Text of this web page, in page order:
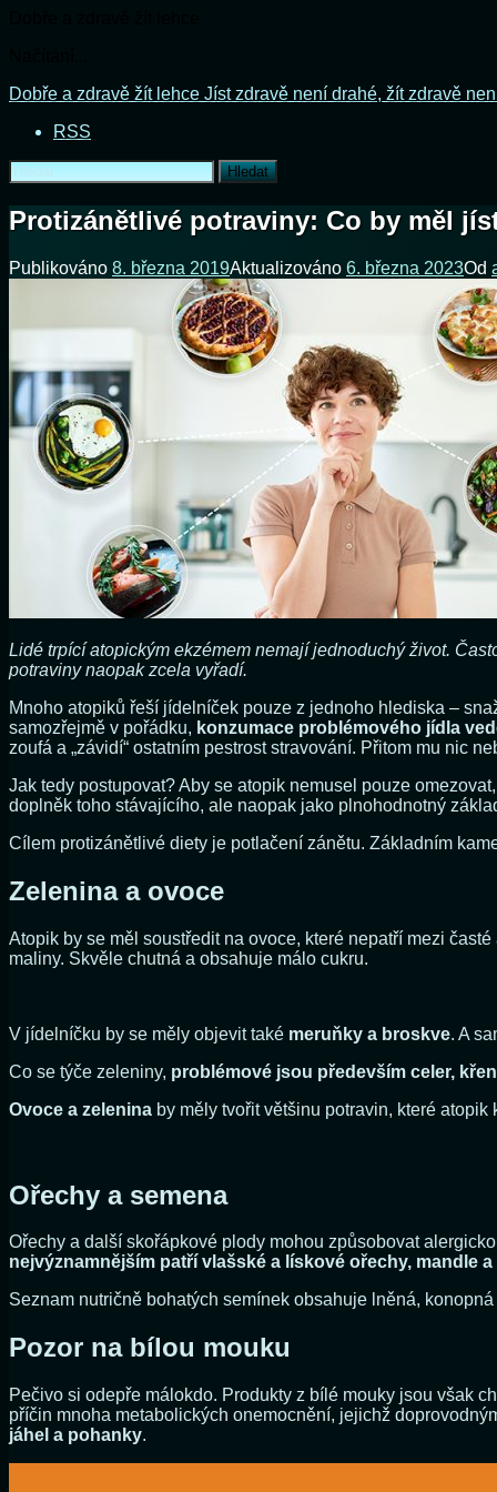
Přejít
obsahu
Dobře a zdravě žít lehce Jíst zdravě není drahé, žít zdravě
RSS
Vyhledávání
Protizánětlivé potraviny: Co by měl
Publikováno 8. března 2019Aktualizováno 6. března 2023Od
Lidé trpící atopickým ekzémem nemají jednoduchý život.
potraviny naopak zcela vyřadí.
Mnoho atopiků řeší jídelníček pouze z jednoho hlediska –
samozřejmě v pořádku, konzumace problémového jídla
zoufá a „závidí“ ostatním pestrost stravování. Přitom mu nic
Jak tedy postupovat? Aby se atopik nemusel pouze
doplněk toho stávajícího, ale naopak jako plnohodnotný
Cílem protizánětlivé diety je potlačení zánětu. Základním
Zelenina a ovoce
Atopik by se měl soustředit na ovoce, které nepatří mezi
maliny. Skvěle chutná a obsahuje málo cukru.
V jídelníčku by se měly objevit také meruňky a broskve. A
Co se týče zeleniny, problémové jsou především celer,
Ovoce a zelenina by měly tvořit většinu potravin, které
Ořechy a semena
Ořechy a další skořápkové plody mohou způsobovat
nejvýznamnějším patří vlašské a lískové ořechy, mandle a
Seznam nutričně bohatých semínek obsahuje lněná,
Pozor na bílou mouku
Pečivo si odepře málokdo. Produkty z bílé mouky jsou však
příčin mnoha metabolických onemocnění, jejichž
jáhel a pohanky.